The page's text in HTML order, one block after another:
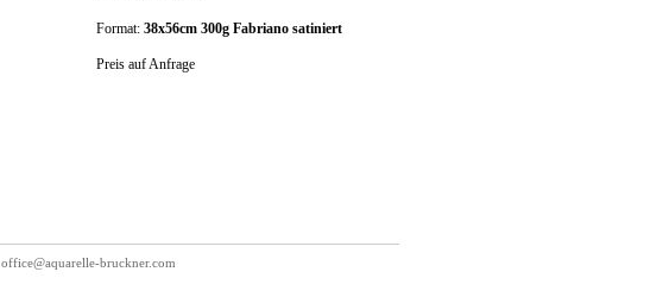
Format: 38x56cm 300g Fabriano satiniert
Preis auf Anfrage
office@aquarelle-bruckner.com